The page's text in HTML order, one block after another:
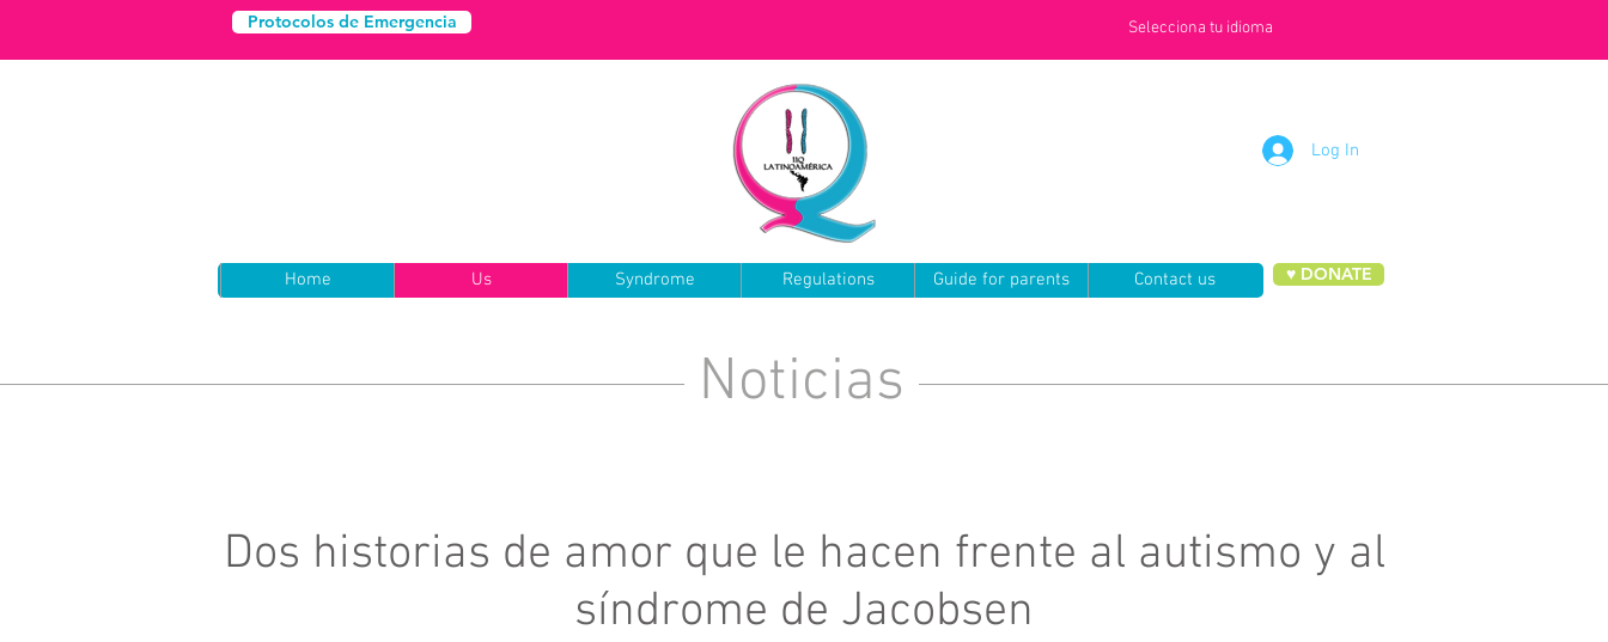
Protocolos de Emergencia Selecciona tu idioma
Log In
Home Us Syndrome Regulations Guide for parents Contact us ♥ DONATE
Noticias
Dos historias de amor que le hacen frente al autismo y al
síndrome de Jacobsen